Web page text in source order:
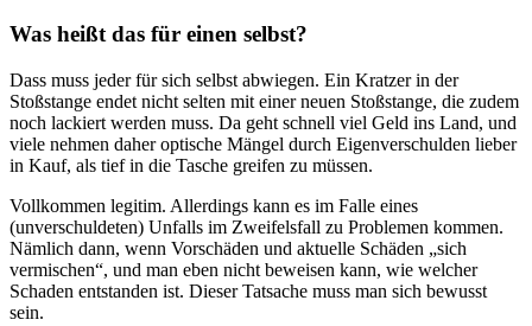
Was heißt das für einen selbst?
Dass muss jeder für sich selbst abwiegen. Ein Kratzer in der
Stoßstange endet nicht selten mit einer neuen Stoßstange, die zudem
noch lackiert werden muss. Da geht schnell viel Geld ins Land, und
viele nehmen daher optische Mängel durch Eigenverschulden lieber
in Kauf, als tief in die Tasche greifen zu müssen.
Vollkommen legitim. Allerdings kann es im Falle eines
(unverschuldeten) Unfalls im Zweifelsfall zu Problemen kommen.
Nämlich dann, wenn Vorschäden und aktuelle Schäden „sich
vermischen“, und man eben nicht beweisen kann, wie welcher
Schaden entstanden ist. Dieser Tatsache muss man sich bewusst
sein.